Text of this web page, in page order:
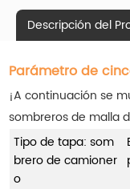
Descripción del
Parámetro de
¡A continuación se
sombreros de malla
Tipo de tapa: som
brero de camioner
o